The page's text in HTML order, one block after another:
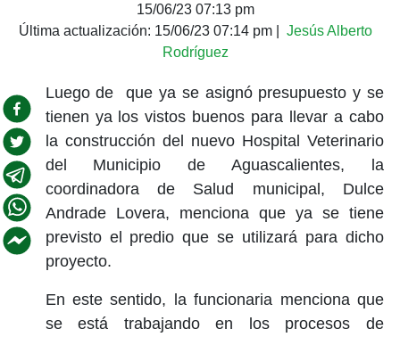
15/06/23 07:13 pm
Última actualización: 15/06/23 07:14 pm
Jesús Alberto
Rodríguez
Luego de que ya se asignó presupuesto y se
tienen ya los vistos buenos para llevar a cabo
la construcción del nuevo Hospital Veterinario
del Municipio de Aguascalientes, la
coordinadora de Salud municipal, Dulce
Andrade Lovera, menciona que ya se tiene
previsto el predio que se utilizará para dicho
proyecto.
En este sentido, la funcionaria menciona que
se está trabajando en los procesos de